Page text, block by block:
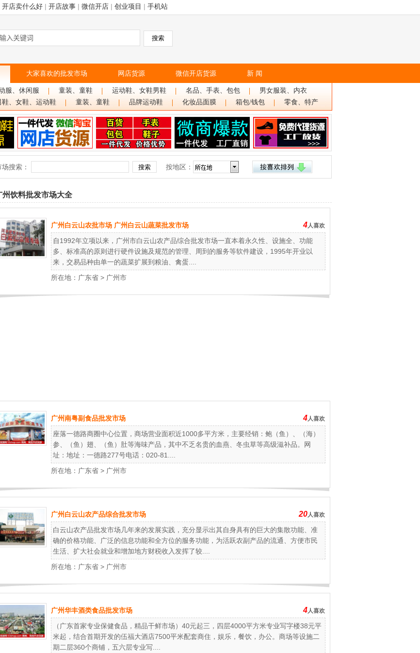
开店卖什么好 | 开店故事 | 微信开店 | 创业项目 | 手机站
大家喜欢的批发市场 网店货源 微信开店货源 新 闻
服、休闲服 童装、童鞋 运动鞋、女鞋男鞋 名品、手表、包包
男女服装、内衣
鞋、女鞋、运动鞋 童装、童鞋 品牌运动鞋 化妆品面膜 箱包/钱包 零食、特产
场搜索： 按地区：
州饮料批发市场大全
广州白云山农批市场 广州白云山蔬菜批发市场 4人喜欢
自1992年立项以来，广州市白云山农产品综合批发市场一直本着永久性、设施全、功能
多、标准高的原则进行硬件设施及规范的管理、周到的服务等软件建设，1995年开业以
来，交易品种由单一的蔬菜扩展到粮油、禽蛋....
所在地： 广东省 > 广州市
广州南粤副食品批发市场 4人喜欢
座落一德路商圈中心位置，商场营业面积近1000多平方米，主要经销：鲍（鱼）、（海）
参、（鱼）翅、（鱼）肚等海味产品，其中不乏名贵的血燕、冬虫草等高级滋补品。网
址：地址：一德路277号电话：020-81....
所在地： 广东省 > 广州市
广州白云山农产品综合批发市场 20人喜欢
白云山农产品批发市场几年来的发展实践，充分显示出其自身具有的巨大的集散功能、准
确的价格功能、广泛的信息功能和全方位的服务功能，为活跃农副产品的流通、方便市民
生活、扩大社会就业和增加地方财税收入发挥了较....
所在地： 广东省 > 广州市
广州华丰酒类食品批发市场 4人喜欢
（广东首家专业保健食品，精品干鲜市场）40元起三，四层4000平方米专业写字楼38元平
米起，结合首期开发的伍福大酒店7500平米配套商住，娱乐，餐饮，办公。商场等设施二
期二层360个商铺，五六层专业写....